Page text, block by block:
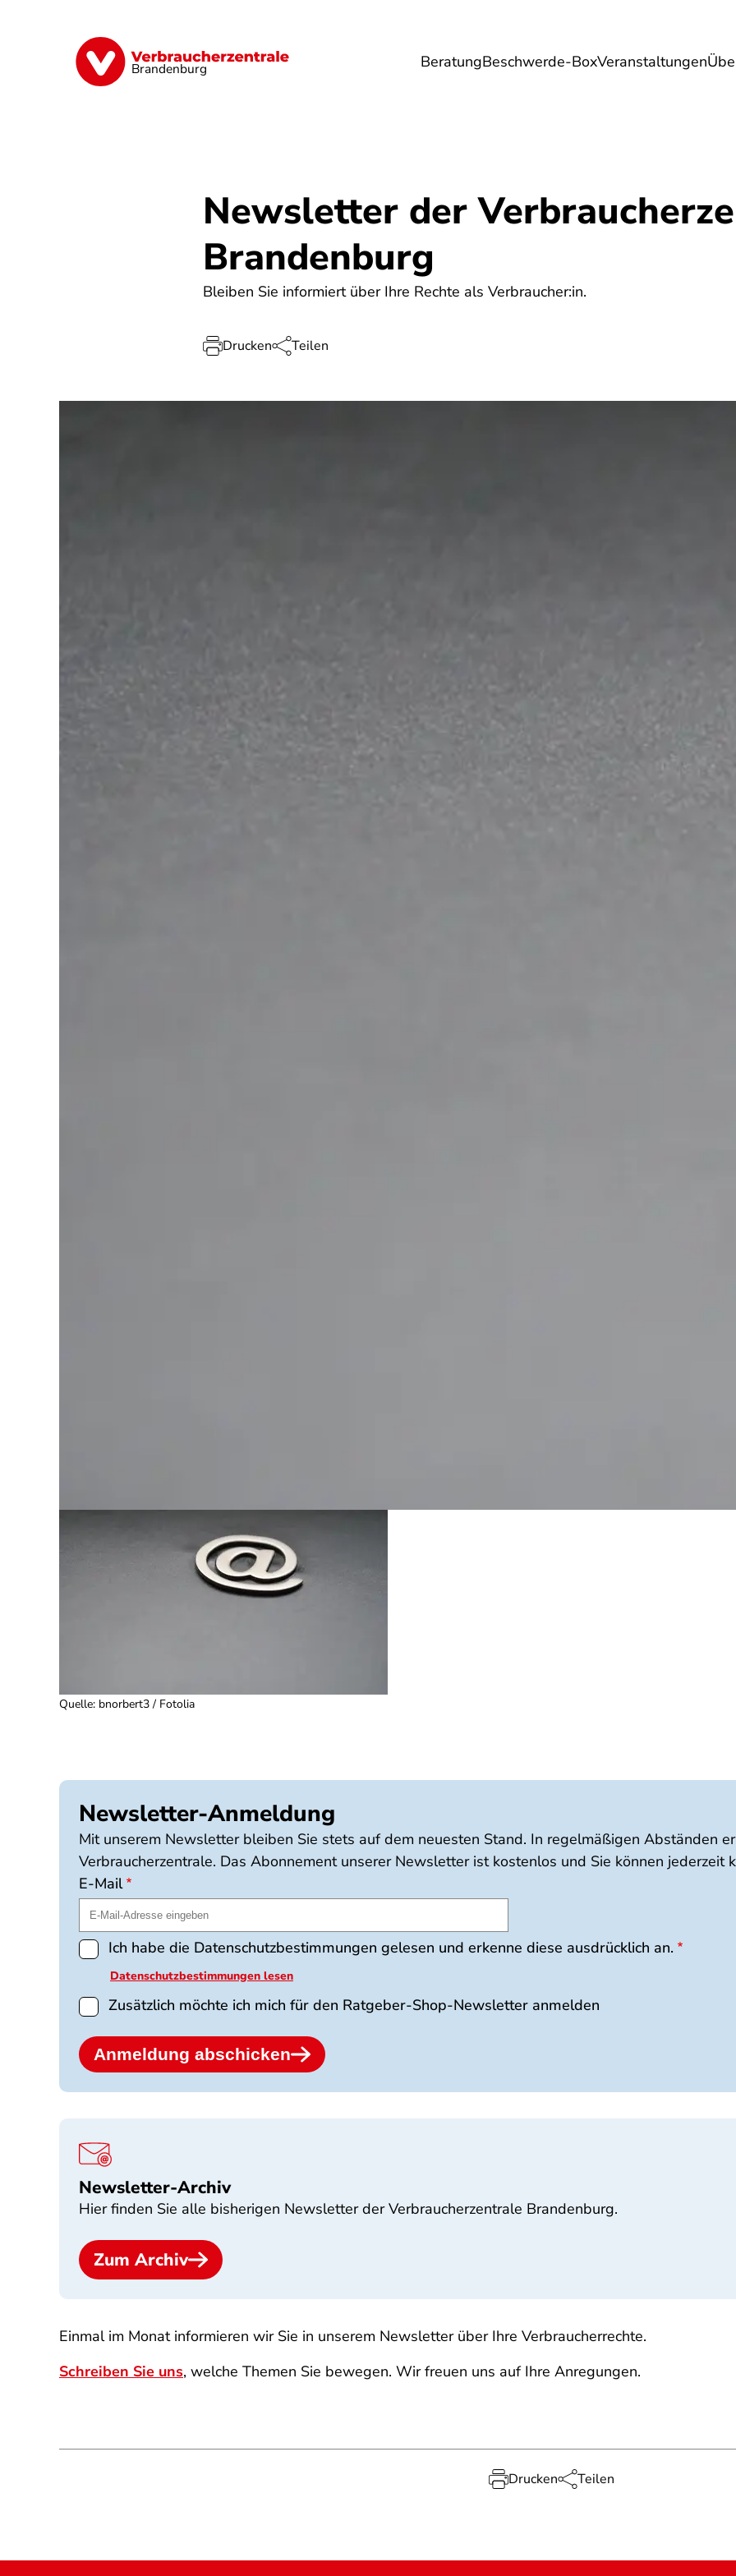
Brandenburg BeratungBeschwerde-BoxVeranstaltungen
Finanzen Digitales Lebensmittel Umwelt Gesundheit Energie
Newsletter der
Brandenburg
Bleiben Sie informiert über Ihre Rechte als Verbraucher:in.
Drucken Teilen
Quelle: bnorbert3 / Fotolia
Newsletter-Anmeldung
Mit unserem Newsletter bleiben Sie stets auf dem neuesten Stand. In regelmäßigen Abständen
Verbraucherzentrale. Das Abonnement unserer Newsletter ist kostenlos und Sie können jederzeit
E-Mail
Ich habe die Datenschutzbestimmungen gelesen und erkenne diese ausdrücklich an.
Datenschutzbestimmungen lesen
Zusätzlich möchte ich mich für den Ratgeber-Shop-Newsletter anmelden
Anmeldung abschicken
Newsletter-Archiv
Hier finden Sie alle bisherigen Newsletter der Verbraucherzentrale Brandenburg.
Zum Archiv
Einmal im Monat informieren wir Sie in unserem Newsletter über Ihre Verbraucherrechte.
Schreiben Sie uns, welche Themen Sie bewegen. Wir freuen uns auf Ihre Anregungen.
Drucken Teilen